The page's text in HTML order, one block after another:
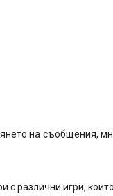
на съобщения,
с различни игри,